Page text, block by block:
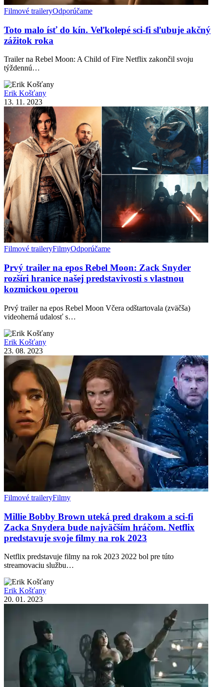
Filmové traileryOdporúčame
Toto malo ísť do kín. Veľkolepé sci-fi sľubuje akčný
zážitok roka
Trailer na Rebel Moon: A Child of Fire Netflix zakončil svoju
týždennú…
Erik Košťany
13. 11. 2023
Filmové traileryFilmyOdporúčame
Prvý trailer na epos Rebel Moon: Zack Snyder
rozšíri hranice našej predstavivosti s vlastnou
kozmickou operou
Prvý trailer na epos Rebel Moon Včera odštartovala (zväčša)
videoherná udalosť s…
Erik Košťany
23. 08. 2023
Filmové traileryFilmy
Millie Bobby Brown uteká pred drakom a sci-fi
Zacka Snydera bude najväčším hráčom. Netflix
predstavuje svoje filmy na rok 2023
Netflix predstavuje filmy na rok 2023 2022 bol pre túto
streamovaciu službu…
Erik Košťany
20. 01. 2023